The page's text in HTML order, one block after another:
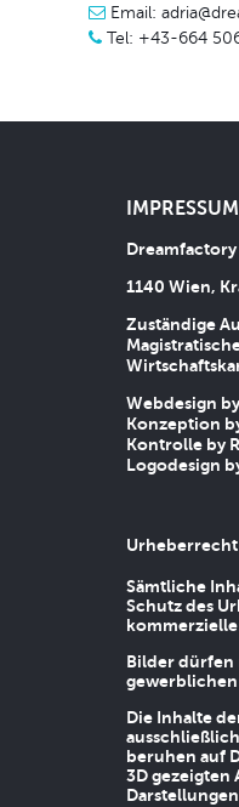
Email:
Tel: +43-664
1140 Wien,
Zuständige
Webdesign
Konzeption
Kontrolle by
Logodesign
Urheberrecht
Sämtliche
Schutz des
Bilder dürfen
Die Inhalte
beruhen auf
3D gezeigten